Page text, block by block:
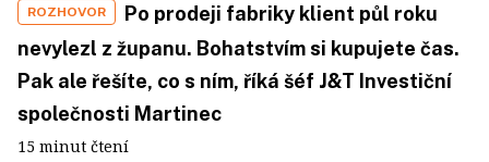
ROZHOVOR
Po prodeji fabriky klient půl roku
nevylezl z županu. Bohatstvím si kupujete čas.
Pak ale řešíte, co s ním, říká šéf J&T Investiční
společnosti Martinec
15 minut čtení